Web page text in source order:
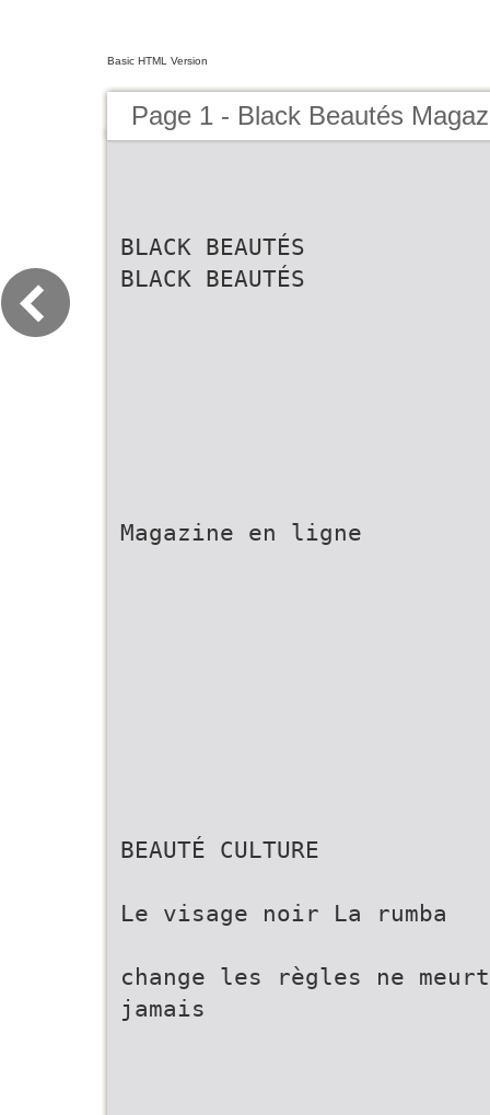
Basic HTML Version
Page 1 - Black Beautés
BLACK BEAUTÉS
BLACK BEAUTÉS
Magazine en ligne
BEAUTÉ CULTURE
Le visage noir La rumba
change les règles ne meurt
jamais